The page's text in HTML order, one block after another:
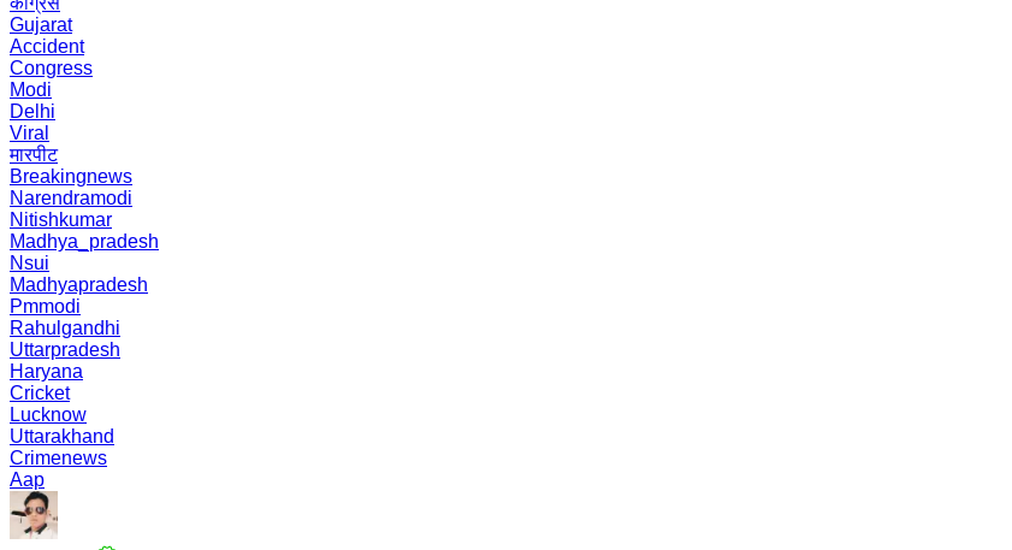
Gujarat
Accident
Congress
Modi
Delhi
Viral
मारपीट
Breakingnews
Narendramodi
Nitishkumar
Madhya_pradesh
Nsui
Madhyapradesh
Pmmodi
Rahulgandhi
Uttarpradesh
Haryana
Cricket
Lucknow
Uttarakhand
Crimenews
Aap